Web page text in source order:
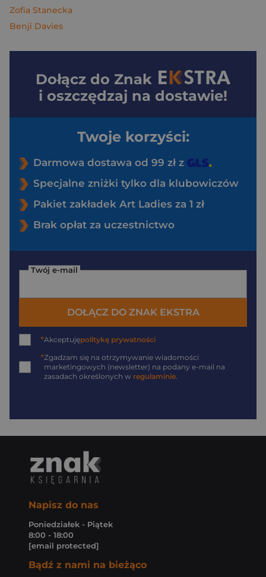
Zofia Stanecka
Benji Davies
Dołącz do Znak
i oszczędzaj na dostawie!
Twoje korzyści:
Darmowa dostawa od 99 zł z
Specjalne zniżki tylko dla klubowiczów
Pakiet zakładek Art Ladies za 1 zł
Brak opłat za uczestnictwo
Twój e-mail
DOŁĄCZ DO ZNAK EKSTRA
*Akceptujępolitykę prywatności
*Zgadzam się na otrzymywanie wiadomości
marketingowych (newsletter) na podany e-mail na
zasadach określonych w regulaminie.
Napisz do nas
Poniedziałek - Piątek
8:00 - 18:00
[email protected]
Bądź z nami na bieżąco